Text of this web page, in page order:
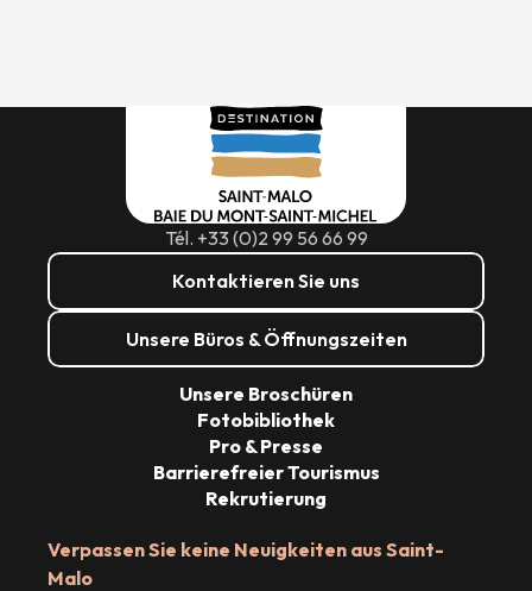
Tél. +33 (0)2 99 56 66 99
Kontaktieren Sie uns
Unsere Büros & Öffnungszeiten
Verpassen Sie keine Neuigkeiten aus Saint-
Malo
Unsere Broschüren
Fotobibliothek
Pro & Presse
Barrierefreier Tourismus
Rekrutierung